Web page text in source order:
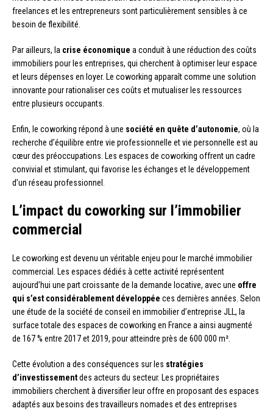
freelances et les entrepreneurs sont particulièrement sensibles à ce
besoin de flexibilité.
Par ailleurs, la crise économique a conduit à une réduction des coûts
immobiliers pour les entreprises, qui cherchent à optimiser leur espace
et leurs dépenses en loyer. Le coworking apparaît comme une solution
innovante pour rationaliser ces coûts et mutualiser les ressources
entre plusieurs occupants.
Enfin, le coworking répond à une société en quête d’autonomie, où la
recherche d’équilibre entre vie professionnelle et vie personnelle est au
cœur des préoccupations. Les espaces de coworking offrent un cadre
convivial et stimulant, qui favorise les échanges et le développement
d’un réseau professionnel.
L’impact du coworking sur l’immobilier
commercial
Le coworking est devenu un véritable enjeu pour le marché immobilier
commercial. Les espaces dédiés à cette activité représentent
aujourd’hui une part croissante de la demande locative, avec une offre
qui s’est considérablement développée ces dernières années. Selon
une étude de la société de conseil en immobilier d’entreprise JLL, la
surface totale des espaces de coworking en France a ainsi augmenté
de 167 % entre 2017 et 2019, pour atteindre près de 600 000 m².
Cette évolution a des conséquences sur les stratégies
d’investissementdes acteurs du secteur. Les propriétaires
immobiliers cherchent à diversifier leur offre en proposant des espaces
adaptés aux besoins des travailleurs nomades et des entreprises